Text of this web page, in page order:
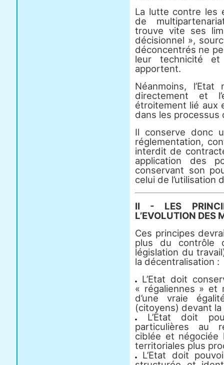
La lutte contre les
de
trouve vite ses
décisionnel »,
déconcentrés ne
leur technicité et
apportent.
Néanmoins,
directement et
étroitement lié aux
dans les processus
Il conserve donc
réglementation,
interdit de
application des
conservant son
celui de l’utilisation
II - LES
L’EVOLUTION DES
Ces principes
plus du contrôle
législation du
la décentralisation :
L’Etat doit
« régaliennes » et
d’une vraie
(citoyens) devant la
L’Etat doit
particulières au
ciblée et négociée
territoriales plus
L’Etat doit